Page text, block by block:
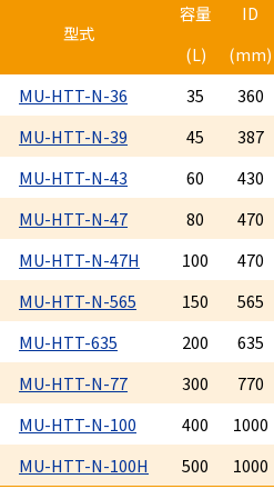
型式
容量 ID
(L)
(mm)
MU-HTT-N-36
35 360
MU-HTT-N-39
45 387
MU-HTT-N-43
60 430
MU-HTT-N-47
80 470
MU-HTT-N-47H
100 470
MU-HTT-N-565
150 565
MU-HTT-635
200 635
MU-HTT-N-77
300 770
MU-HTT-N-100
400 1000
MU-HTT-N-100H
500 1000